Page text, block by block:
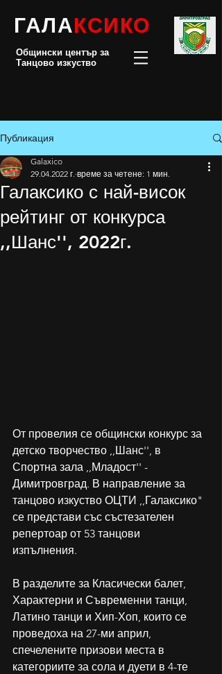
ГАЛАКСИКО
Общински център за
Танцово изкуство
Публикация
Галаксико с най-висок
рейтинг от конкурса
,,Шанс'', 2022г.
Galaxico
29.04.2022 г. време за четене: 1 мин.
От провелия се общински конкурс за
детско творчество ,,Шанс'', в
Спортна зала ,,Младост'' -
Димитровград. В направление за
танцово изкуство ОЦТИ ,,Галаксико"
се представи със състезателен
репертоар от 53 танцови
изпълнения.
В разделите за Класически балет,
Характерни и Съвременни танци,
Латино танци и Хип-Хоп, които се
проведоха на 27-ми април,
спечелените призови места в
категориите за сола и дуети в 4-те